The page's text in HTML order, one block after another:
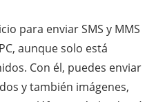
para enviar SMS y MMS
aunque solo está
Con él, puedes enviar
y también imágenes,